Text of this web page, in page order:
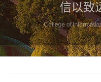
信以致
College of